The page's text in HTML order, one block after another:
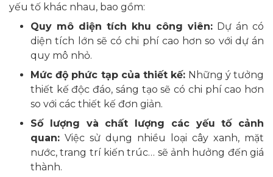
yếu tố khác nhau, bao gồm:
Quy mô diện tích khu công viên: Dự án có
diện tích lớn sẽ có chi phí cao hơn so với dự án
quy mô nhỏ.
Mức độ phức tạp của thiết kế: Những ý tưởng
thiết kế độc đáo, sáng tạo sẽ có chi phí cao hơn
so với các thiết kế đơn giản.
Số lượng và chất lượng các yếu tố cảnh
quan: Việc sử dụng nhiều loại cây xanh, mặt
nước, trang trí kiến trúc… sẽ ảnh hưởng đến giá
thành.